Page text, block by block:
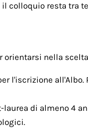
colloquio resta tra
orientarsi nella
l'iscrizione
di almeno 4